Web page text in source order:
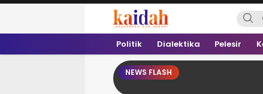
Kaidah.ID
Independen dan Berani
Politik Dialektika Pelesir
NEWS FLASH